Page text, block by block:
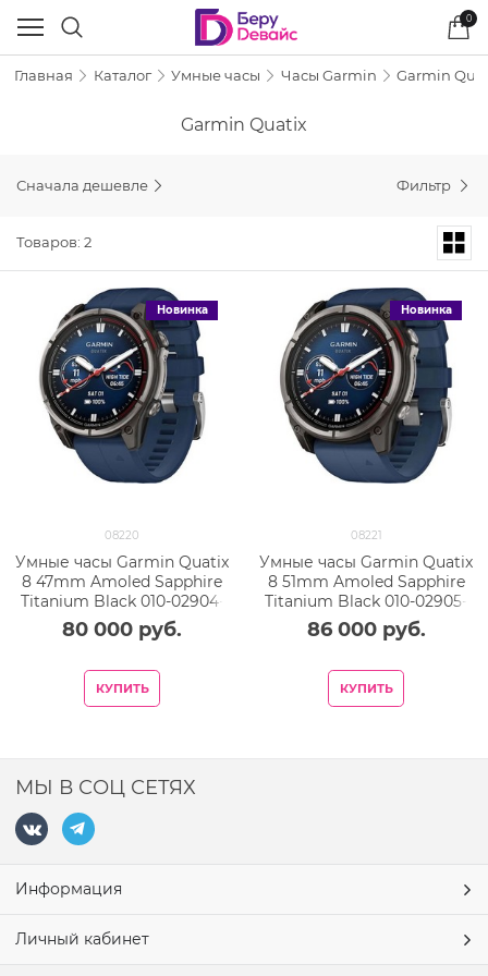
0
Главная Каталог Умные часы Часы Garmin Garmin
Garmin Quatix
Сначала дешевле Фильтр
Товаров: 2
Новинка
08220
Умные часы Garmin Quatix
8 47mm Amoled Sapphire
Titanium Black 010-02904-
50
80 000 руб.
КУПИТЬ
Новинка
08221
Умные часы Garmin Quatix
8 51mm Amoled Sapphire
Titanium Black 010-02905-
91
86 000 руб.
КУПИТЬ
МЫ В СОЦ СЕТЯХ
Информация
Личный кабинет